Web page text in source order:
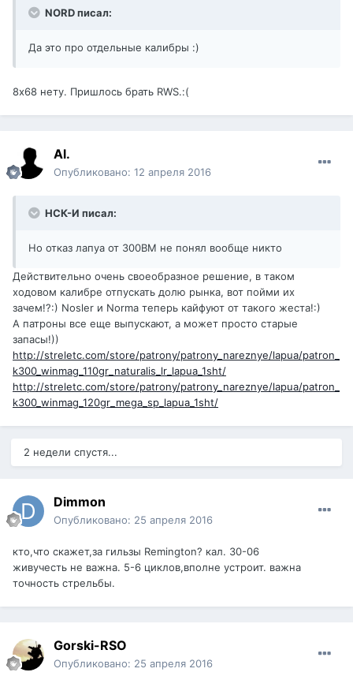
NORD писал:
Да это про отдельные калибры :)
8х68 нету. Пришлось брать RWS.:(
Al.
Опубликовано: 12 апреля 2016
НСК-И писал:
Но отказ лапуа от 300ВМ не понял вообще никто
Действительно очень своеобразное решение, в таком
ходовом калибре отпускать долю рынка, вот пойми их
зачем!?:) Nosler и Norma теперь кайфуют от такого жеста!:)
А патроны все еще выпускают, а может просто старые
запасы!))
http://streletc.com/store/patrony/patrony_nareznye/lapua/patron_
k300_winmag_110gr_naturalis_lr_lapua_1sht/
http://streletc.com/store/patrony/patrony_nareznye/lapua/patron_
k300_winmag_120gr_mega_sp_lapua_1sht/
2 недели спустя...
Dimmon
Опубликовано: 25 апреля 2016
кто,что скажет,за гильзы Remington? кал. 30-06
живучесть не важна. 5-6 циклов,вполне устроит. важна
точность стрельбы.
Gorski-RSO
Опубликовано: 25 апреля 2016